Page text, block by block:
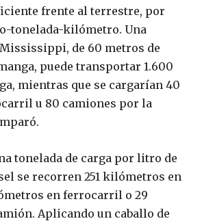
frente al terrestre, por
tonelada-kilómetro. Una
de 60 metros de
puede transportar 1.600
mientras que se cargarían 40
u 80 camiones por la
tonelada de carga por litro de
se recorren 251 kilómetros en
en ferrocarril o 29
Aplicando un caballo de